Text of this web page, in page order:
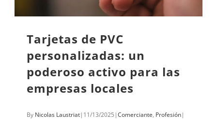
Tarjetas de PVC
personalizadas: un
poderoso activo para las
empresas locales
By Nicolas Laustriat| 11/13/2025 |Comerciante, Profesión|